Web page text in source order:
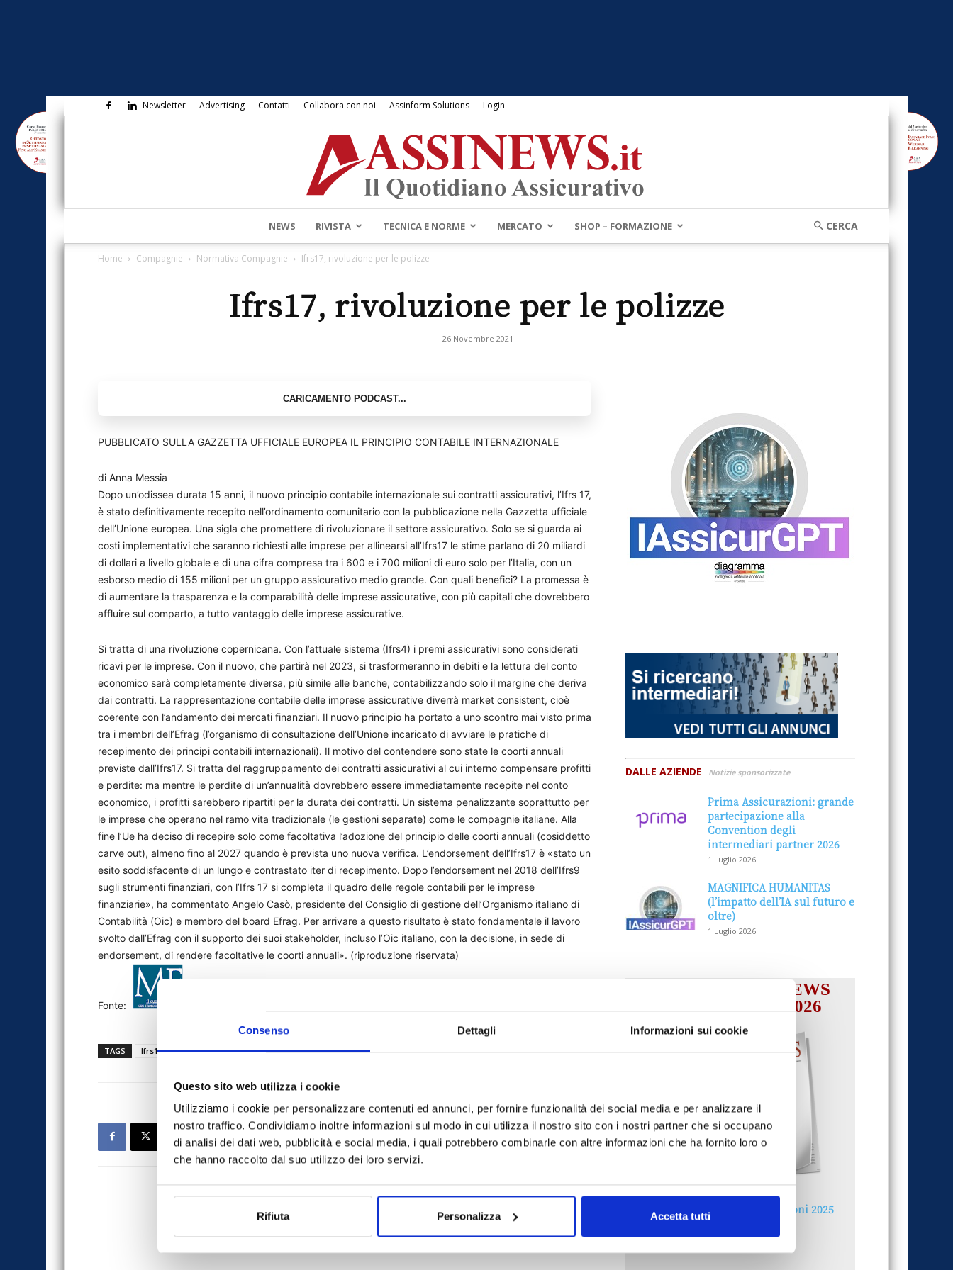
Consenso Dettagli Informazioni sui cookie
Questo sito web utilizza i cookie
Utilizziamo i cookie per personalizzare contenuti ed annunci, per fornire funzionalità dei social media e per analizzare il
nostro traffico. Condividiamo inoltre informazioni sul modo in cui utilizza il nostro sito con i nostri partner che si occupano
di analisi dei dati web, pubblicità e social media, i quali potrebbero combinarle con altre informazioni che ha fornito loro o
che hanno raccolto dal suo utilizzo dei loro servizi.
Rifiuta Personalizza Accetta tutti
Newsletter Advertising Contatti Collabora con noi Assinform Solutions Login
Assinews.it
NEWS RIVISTA TECNICA E NORME MERCATO SHOP – FORMAZIONE
Home Compagnie Normativa Compagnie Ifrs17, rivoluzione per le polizze
Ifrs17, rivoluzione per le polizze
26 Novembre 2021
PUBBLICATO SULLA GAZZETTA UFFICIALE EUROPEA IL PRINCIPIO CONTABILE INTERNAZIONALE
di Anna Messia
Dopo un’odissea durata 15 anni, il nuovo principio contabile internazionale sui contratti assicurativi, l’Ifrs 17,
è stato definitivamente recepito nell’ordinamento comunitario con la pubblicazione nella Gazzetta ufficiale
dell’Unione europea. Una sigla che promettere di rivoluzionare il settore assicurativo. Solo se si guarda ai
costi implementativi che saranno richiesti alle imprese per allinearsi all’Ifrs17 le stime parlano di 20 miliardi
di dollari a livello globale e di una cifra compresa tra i 600 e i 700 milioni di euro solo per l’Italia, con un
esborso medio di 155 milioni per un gruppo assicurativo medio grande. Con quali benefici? La promessa è
di aumentare la trasparenza e la comparabilità delle imprese assicurative, con più capitali che dovrebbero
affluire sul comparto, a tutto vantaggio delle imprese assicurative.
Si tratta di una rivoluzione copernicana. Con l’attuale sistema (Ifrs4) i premi assicurativi sono considerati
ricavi per le imprese. Con il nuovo, che partirà nel 2023, si trasformeranno in debiti e la lettura del conto
economico sarà completamente diversa, più simile alle banche, contabilizzando solo il margine che deriva
dai contratti. La rappresentazione contabile delle imprese assicurative diverrà market consistent, cioè
coerente con l’andamento dei mercati finanziari. Il nuovo principio ha portato a uno scontro mai visto prima
tra i membri dell’Efrag (l’organismo di consultazione dell’Unione incaricato di avviare le pratiche di
recepimento dei principi contabili internazionali). Il motivo del contendere sono state le coorti annuali
previste dall’Ifrs17. Si tratta del raggruppamento dei contratti assicurativi al cui interno compensare profitti
e perdite: ma mentre le perdite di un’annualità dovrebbero essere immediatamente recepite nel conto
economico, i profitti sarebbero ripartiti per la durata dei contratti. Un sistema penalizzante soprattutto per
le imprese che operano nel ramo vita tradizionale (le gestioni separate) come le compagnie italiane. Alla
fine l’Ue ha deciso di recepire solo come facoltativa l’adozione del principio delle coorti annuali (cosiddetto
carve out), almeno fino al 2027 quando è prevista uno nuova verifica. L’endorsement dell’Ifrs17 è «stato un
esito soddisfacente di un lungo e contrastato iter di recepimento. Dopo l’endorsement nel 2018 dell’Ifrs9
sugli strumenti finanziari, con l’Ifrs 17 si completa il quadro delle regole contabili per le imprese
finanziarie», ha commentato Angelo Casò, presidente del Consiglio di gestione dell’Organismo italiano di
Contabilità (Oic) e membro del board Efrag. Per arrivare a questo risultato è stato fondamentale il lavoro
svolto dall’Efrag con il supporto dei suoi stakeholder, incluso l’Oic italiano, con la decisione, in sede di
endorsement, di rendere facoltative le coorti annuali». (riproduzione riservata)
Fonte:
TAGS Ifrs17 MF news stampa
DALLE AZIENDE Notizie sponsorizzate
Prima Assicurazioni: grande
partecipazione alla
Convention degli
intermediari partner 2026
1 Luglio 2026
MAGNIFICA HUMANITAS
(l’impatto dell’IA sul futuro e
oltre)
1 Luglio 2026
IL MENSILE ASSINEWS
LUGLIO-AGOSTO 2026
Reclami e sanzioni 2025